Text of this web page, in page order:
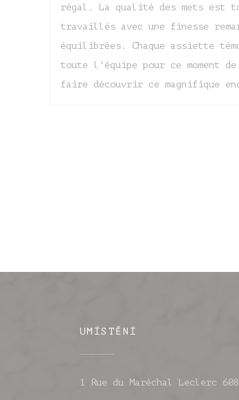
régal. La qualité des mets est
travaillés avec une finesse
équilibrées. Chaque assiette
toute l'équipe pour ce moment
faire découvrir ce magnifique
UMÍSTĚNÍ
1 Rue du Maréchal Leclerc